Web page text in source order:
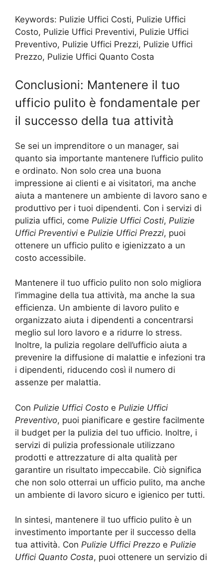
Keywords: Pulizie Uffici Costi, Pulizie Uffici
Costo, Pulizie Uffici Preventivi, Pulizie Uffici
Preventivo, Pulizie Uffici Prezzi, Pulizie Uffici
Prezzo, Pulizie Uffici Quanto Costa
Conclusioni: Mantenere il tuo
ufficio pulito è fondamentale per
il successo della tua attività
Se sei un imprenditore o un manager, sai
quanto sia importante mantenere l’ufficio pulito
e ordinato. Non solo crea una buona
impressione ai clienti e ai visitatori, ma anche
aiuta a mantenere un ambiente di lavoro sano e
produttivo per i tuoi dipendenti. Con i servizi di
pulizia uffici, come Pulizie Uffici Costi, Pulizie
Uffici Preventivi e Pulizie Uffici Prezzi, puoi
ottenere un ufficio pulito e igienizzato a un
costo accessibile.
Mantenere il tuo ufficio pulito non solo migliora
l’immagine della tua attività, ma anche la sua
efficienza. Un ambiente di lavoro pulito e
organizzato aiuta i dipendenti a concentrarsi
meglio sul loro lavoro e a ridurre lo stress.
Inoltre, la pulizia regolare dell’ufficio aiuta a
prevenire la diffusione di malattie e infezioni tra
i dipendenti, riducendo così il numero di
assenze per malattia.
Con Pulizie Uffici Costo e Pulizie Uffici
Preventivo, puoi pianificare e gestire facilmente
il budget per la pulizia del tuo ufficio. Inoltre, i
servizi di pulizia professionale utilizzano
prodotti e attrezzature di alta qualità per
garantire un risultato impeccabile. Ciò significa
che non solo otterrai un ufficio pulito, ma anche
un ambiente di lavoro sicuro e igienico per tutti.
In sintesi, mantenere il tuo ufficio pulito è un
investimento importante per il successo della
tua attività. Con Pulizie Uffici Prezzo e Pulizie
Uffici Quanto Costa, puoi ottenere un servizio di